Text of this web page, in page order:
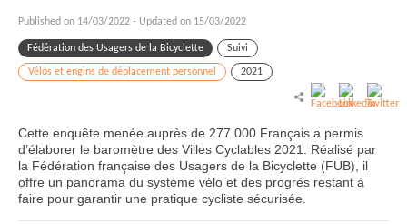
Published on 14/03/2022 - Updated on 15/03/2022
Fédération des Usagers de la Bicyclette Suivi
Vélos et engins de déplacement personnel 2021
Cette enquête menée auprès de 277 000 Français a permis
d’élaborer le baromètre des Villes Cyclables 2021. Réalisé par
la Fédération française des Usagers de la Bicyclette (FUB), il
offre un panorama du système vélo et des progrès restant à
faire pour garantir une pratique cycliste sécurisée.